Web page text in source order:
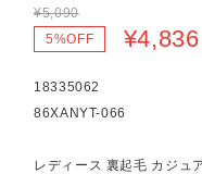
¥5,090
5%OFF
¥4,836
18335062
86XANYT-066
レディース 裏起毛 カジュ